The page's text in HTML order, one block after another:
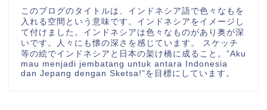
このブログのタイトルは、インドネシア語で色々なもを
入れる空間という意味です。インドネシアをイメージし
て付けました。インドネシアは色々なものがあり奥が深
いです。人々にも懐の深さを感じています。 スケッチ
等の絵でインドネシアと日本の架け橋に成ること。”Aku
mau menjadi jembatang untuk antara Indonesia
dan Jepang dengan Sketsa!”を目標にしています。